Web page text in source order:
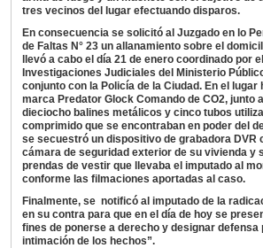
tres vecinos del lugar efectuando disparos.
En consecuencia se solicitó al Juzgado en lo
de Faltas N° 23 un allanamiento sobre el
llevó a cabo el día 21 de enero coordinado por
Investigaciones Judiciales del Ministerio
conjunto con la Policía de la Ciudad. En el lugar
marca Predator Glock Comando de CO2, junto
dieciocho balines metálicos y cinco tubos
comprimido que se encontraban en poder del
se secuestró un dispositivo de grabadora DVR
cámara de seguridad exterior de su vivienda y
prendas de vestir que llevaba el imputado al
conforme las filmaciones aportadas al caso.
Finalmente, se notificó al imputado de la
en su contra para que en el día de hoy se
fines de ponerse a derecho y designar defensa
intimación de los hechos”.